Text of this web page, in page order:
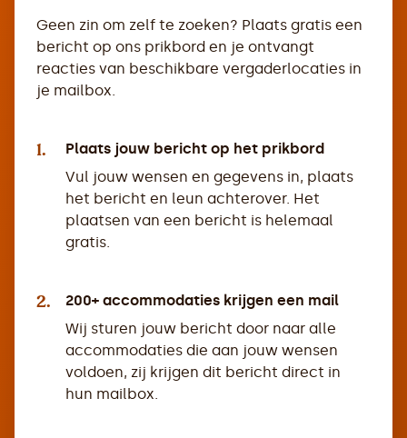
Geen zin om zelf te zoeken? Plaats gratis een
bericht op ons prikbord en je ontvangt
reacties van beschikbare vergaderlocaties in
je mailbox.
1.
Plaats jouw bericht op het prikbord
Vul jouw wensen en gegevens in, plaats
het bericht en leun achterover. Het
plaatsen van een bericht is helemaal
gratis.
2.
200+ accommodaties krijgen een mail
Wij sturen jouw bericht door naar alle
accommodaties die aan jouw wensen
voldoen, zij krijgen dit bericht direct in
hun mailbox.